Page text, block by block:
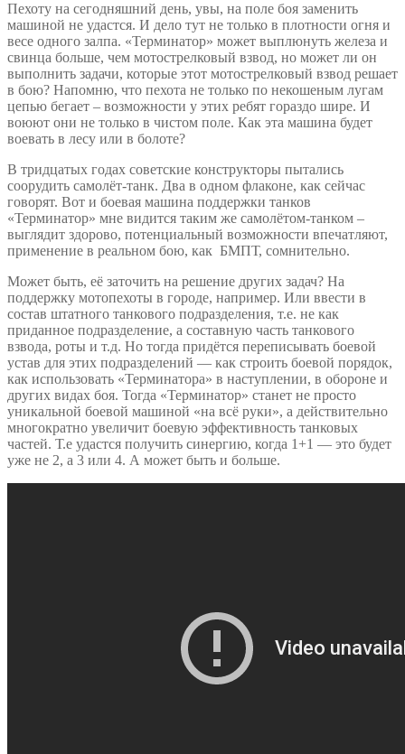
Пехоту на сегодняшний день, увы, на поле боя заменить
машиной не удастся. И дело тут не только в плотности огня и
весе одного залпа. «Терминатор» может выплюнуть железа и
свинца больше, чем мотострелковый взвод, но может ли он
выполнить задачи, которые этот мотострелковый взвод решает
в бою? Напомню, что пехота не только по некошеным лугам
цепью бегает – возможности у этих ребят гораздо шире. И
воюют они не только в чистом поле. Как эта машина будет
воевать в лесу или в болоте?
В тридцатых годах советские конструкторы пытались
соорудить самолёт-танк. Два в одном флаконе, как сейчас
говорят. Вот и боевая машина поддержки танков
«Терминатор» мне видится таким же самолётом-танком –
выглядит здорово, потенциальный возможности впечатляют,
применение в реальном бою, как БМПТ, сомнительно.
Может быть, её заточить на решение других задач? На
поддержку мотопехоты в городе, например. Или ввести в
состав штатного танкового подразделения, т.е. не как
приданное подразделение, а составную часть танкового
взвода, роты и т.д. Но тогда придётся переписывать боевой
устав для этих подразделений — как строить боевой порядок,
как использовать «Терминатора» в наступлении, в обороне и
других видах боя. Тогда «Терминатор» станет не просто
уникальной боевой машиной «на всё руки», а действительно
многократно увеличит боевую эффективность танковых
частей. Т.е удастся получить синергию, когда 1+1 — это будет
уже не 2, а 3 или 4. А может быть и больше.